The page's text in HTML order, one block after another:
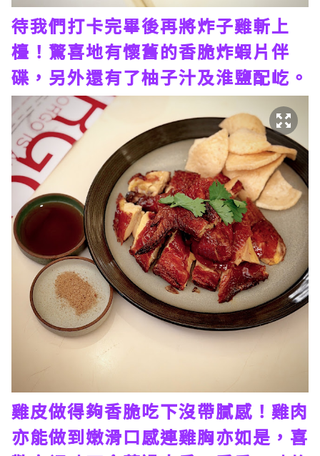
待我們打卡完畢後再將炸子雞斬上
檯！驚喜地有懷舊的香脆炸蝦片伴
碟，另外還有了柚子汁及淮鹽配屹。
雞皮做得夠香脆吃下沒帶膩感！雞肉
亦能做到嫩滑口感連雞胸亦如是，喜